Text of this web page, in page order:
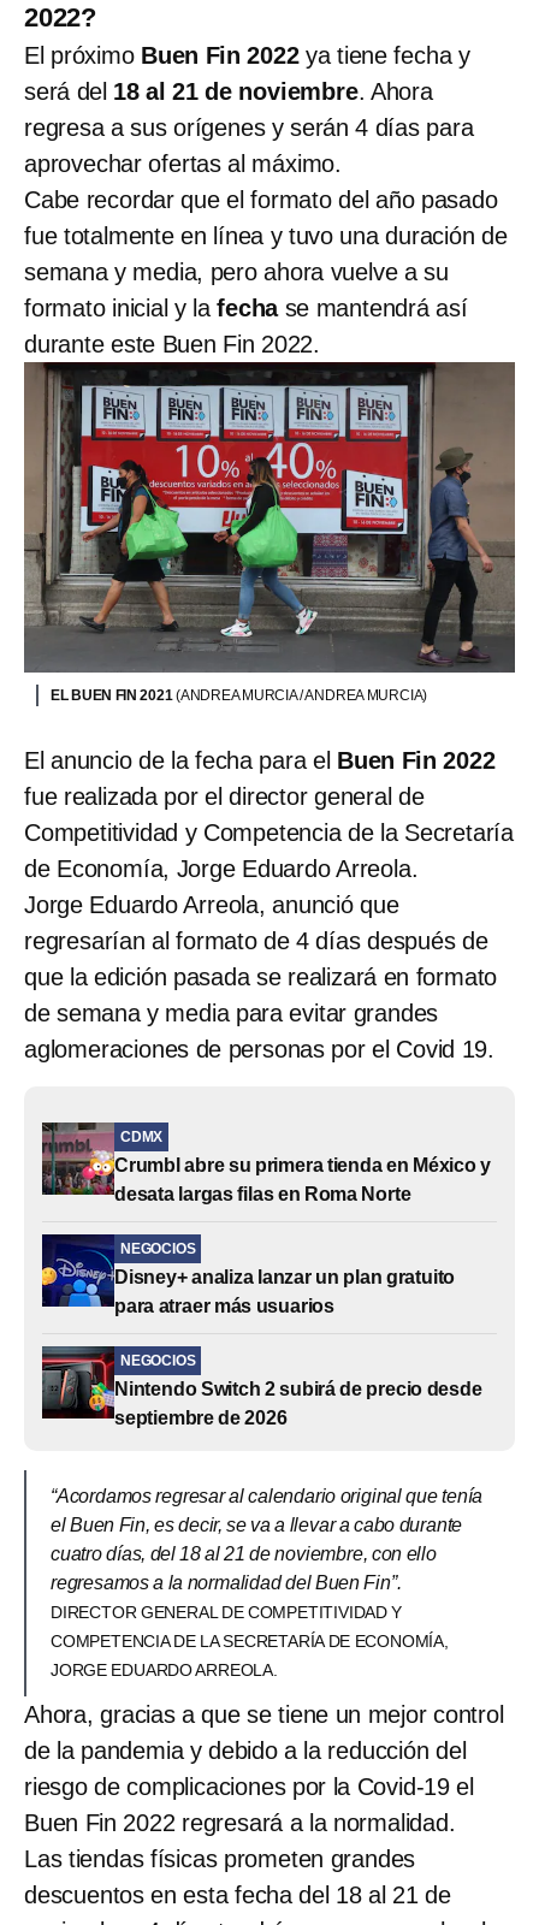
2022?
El próximoBuen Fin 2022ya tiene fecha y
será del 18 al 21 de noviembre. Ahora
regresa a sus orígenes y serán 4 días para
aprovechar ofertas al máximo.
Cabe recordar que el formato del año pasado
fue totalmente en línea y tuvo una duración de
semana y media, pero ahora vuelve a su
formato inicial y lafecha se mantendrá así
durante este Buen Fin 2022.
EL BUEN FIN 2021(ANDREA MURCIA / ANDREA MURCIA)
El anuncio de la fecha para el Buen Fin 2022
fue realizada por el director general de
Competitividad y Competencia de la Secretaría
de Economía, Jorge Eduardo Arreola.
Jorge Eduardo Arreola, anunció que
regresarían al formato de 4 días después de
que la edición pasada se realizará en formato
de semana y media para evitar grandes
aglomeraciones de personas por el Covid 19.
CDMX
Crumbl abre su primera tienda en México y
desata largas filas en Roma Norte
NEGOCIOS
Disney+ analiza lanzar un plan gratuito
para atraer más usuarios
NEGOCIOS
Nintendo Switch 2 subirá de precio desde
septiembre de 2026
“Acordamos regresar al calendario original que tenía
el Buen Fin, es decir, se va a llevar a cabo durante
cuatro días, del 18 al 21 de noviembre, con ello
regresamos a la normalidad del Buen Fin”.
DIRECTOR GENERAL DE COMPETITIVIDAD Y
COMPETENCIA DE LA SECRETARÍA DE ECONOMÍA,
JORGE EDUARDO ARREOLA.
Ahora, gracias a que se tiene un mejor control
de la pandemia y debido a la reducción del
riesgo de complicaciones por la Covid-19 el
Buen Fin 2022 regresará a la normalidad.
Las tiendas físicas prometen grandes
descuentos en esta fecha del 18 al 21 de